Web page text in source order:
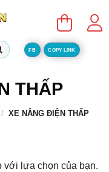
FB COPY LINK
THẤP
/ XE NÂNG ĐIỆN THẤP
với lựa chọn của bạn.